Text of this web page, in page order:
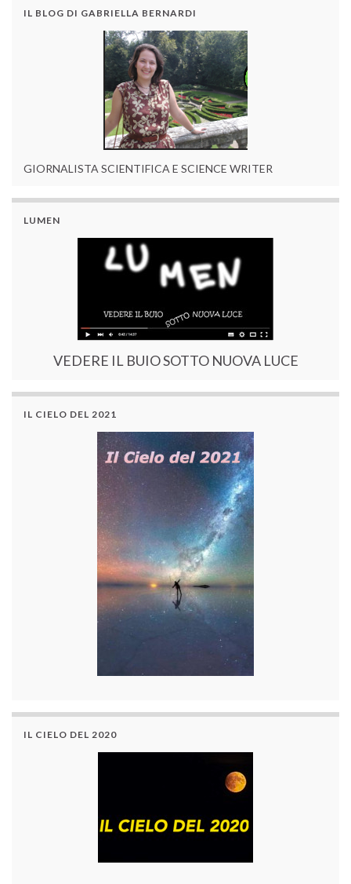
IL BLOG DI GABRIELLA BERNARDI
GIORNALISTA SCIENTIFICA E SCIENCE WRITER
LUMEN
VEDERE IL BUIO SOTTO NUOVA LUCE
IL CIELO DEL 2021
IL CIELO DEL 2020